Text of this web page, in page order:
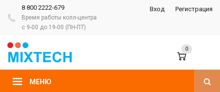
8 800 2222-679
Время работы колл-центра
с 9-00 до 19-00 (ПН-ПТ)
Вход Регистрация
МЕНЮ
0